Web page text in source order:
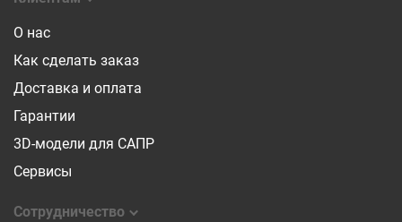
О нас
Как сделать заказ
Доставка и оплата
Гарантии
3D-модели для САПР
Сервисы
Сотрудничество